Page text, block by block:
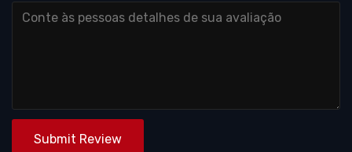
Submit Review